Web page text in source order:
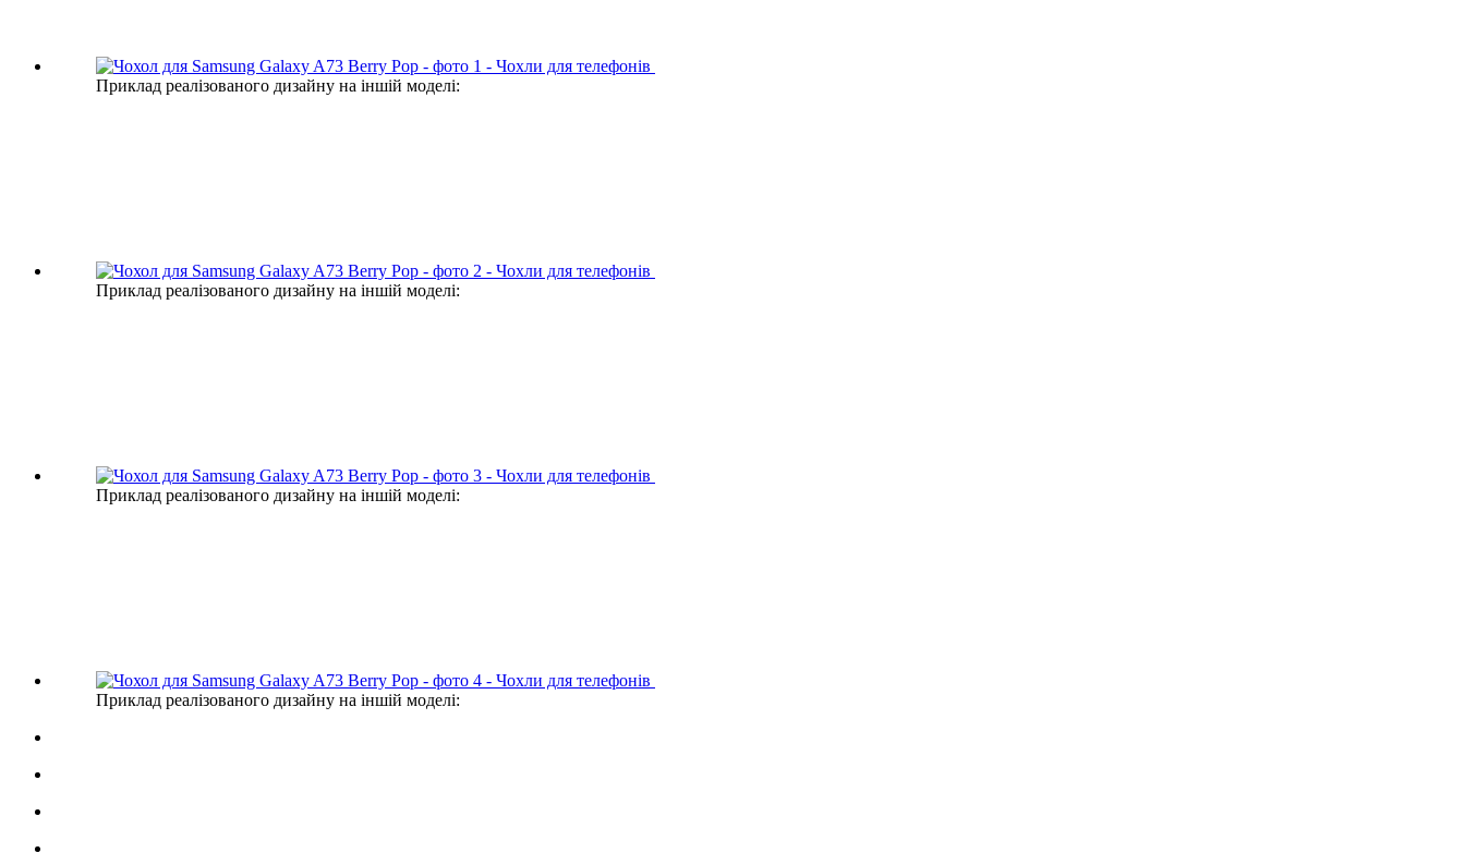
Приклад реалізованого дизайну на іншій моделі:
Приклад реалізованого дизайну на іншій моделі:
Приклад реалізованого дизайну на іншій моделі:
Приклад реалізованого дизайну на іншій моделі: